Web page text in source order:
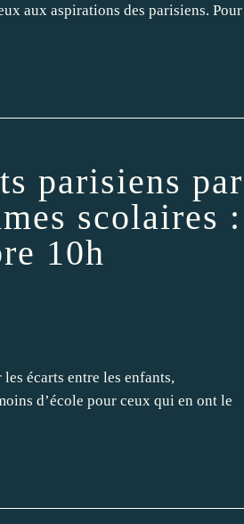
aux aspirations des parisiens. Pour
parisiens par
scolaires :
10h
écarts entre les enfants,
d’école pour ceux qui en ont le